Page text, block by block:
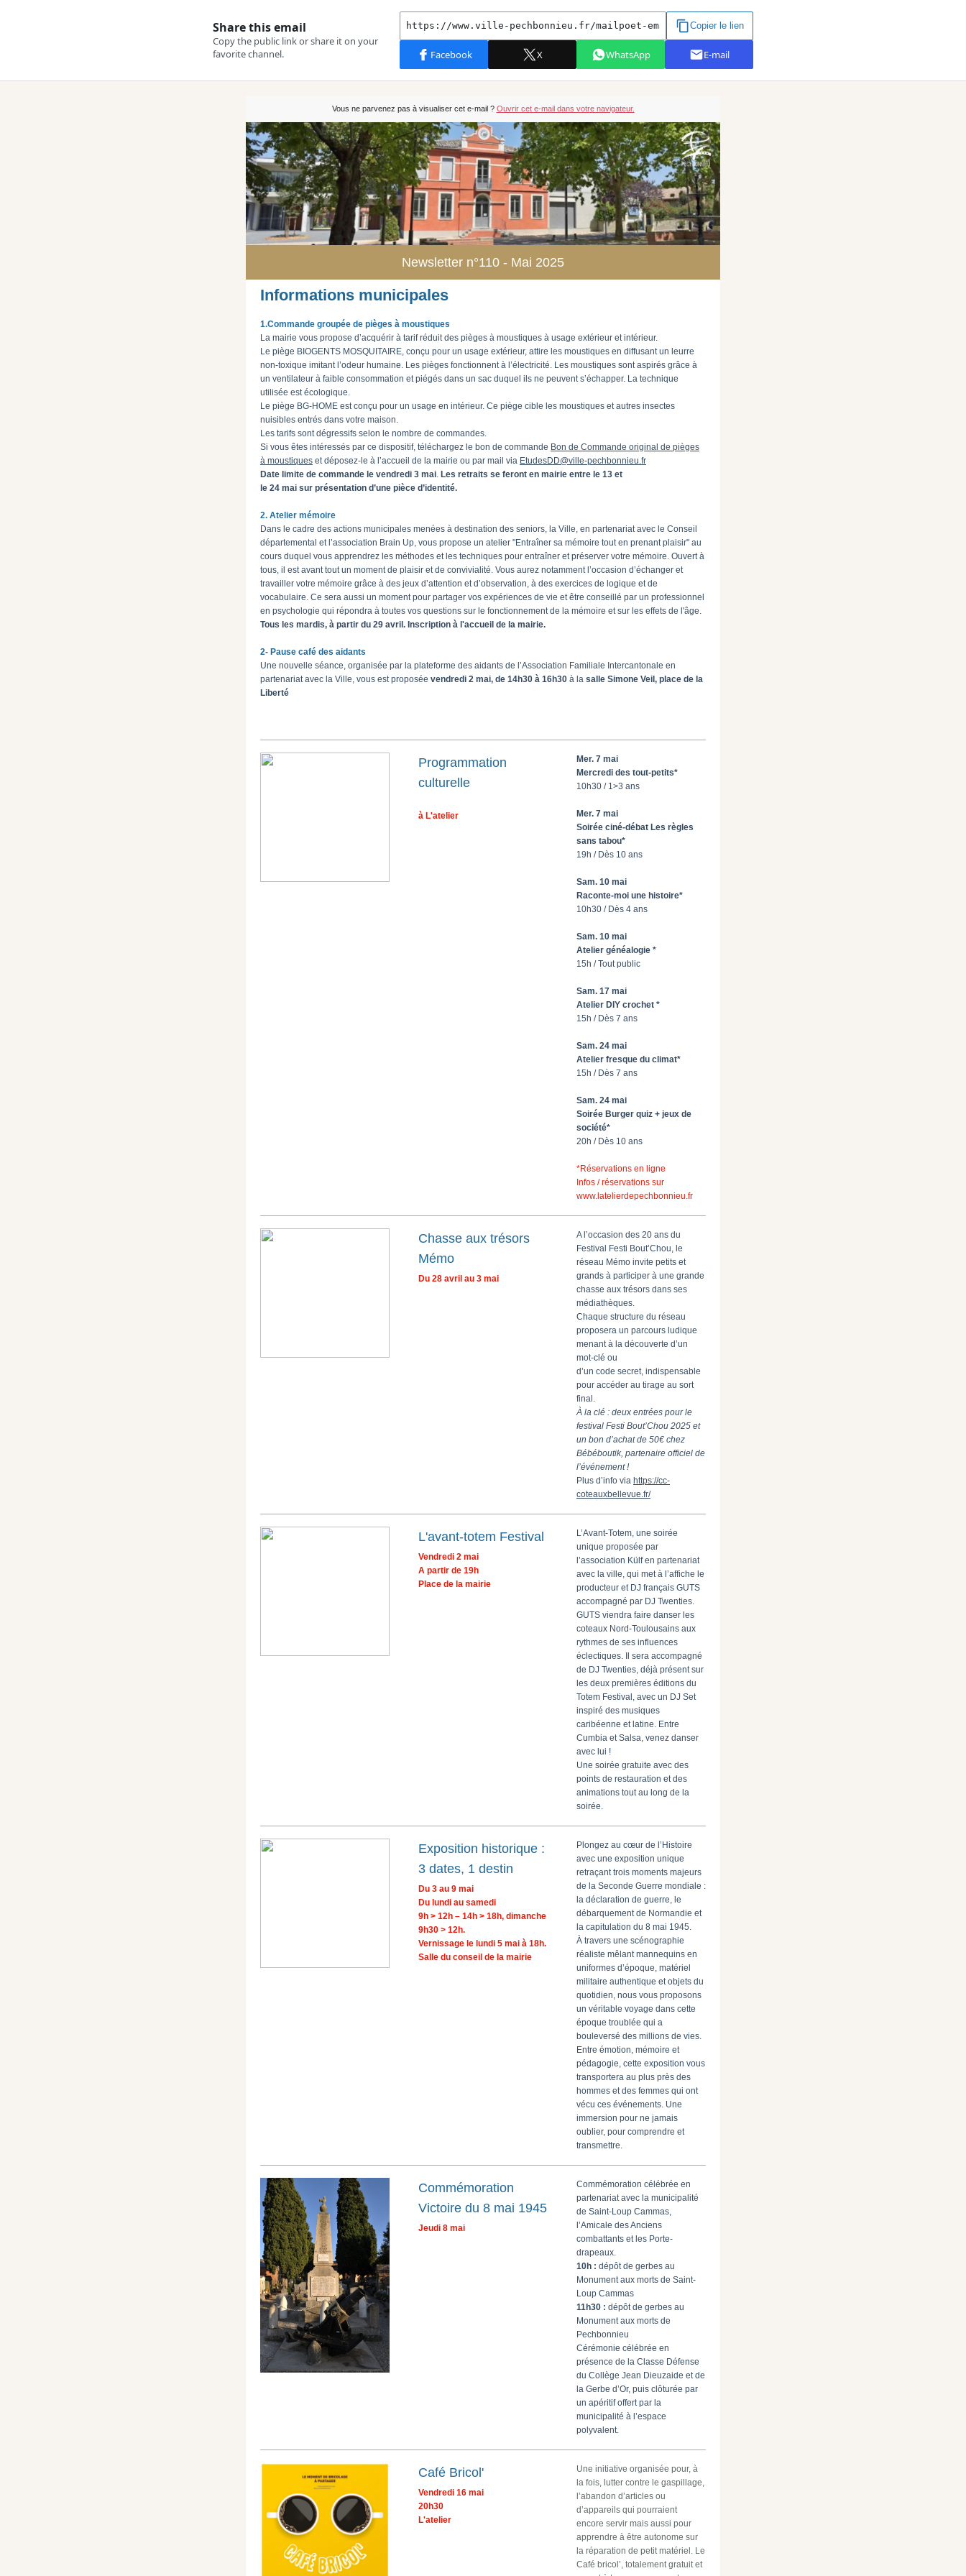
Vous ne parvenez pas à visualiser cet e-mail ? Ouvrir cet e-mail dans votre navigateur.
Newsletter n°110 - Mai 2025
Informations municipales
1.Commande groupée de pièges à moustiques
La mairie vous propose d’acquérir à tarif réduit des pièges à moustiques à usage extérieur et intérieur.
Le piège BIOGENTS MOSQUITAIRE, conçu pour un usage extérieur, attire les moustiques en diffusant un leurre
non‐toxique imitant l’odeur humaine. Les pièges fonctionnent à l’électricité. Les moustiques sont aspirés grâce à
un ventilateur à faible consommation et piégés dans un sac duquel ils ne peuvent s’échapper. La technique
utilisée est écologique.
Le piège BG‐HOME est conçu pour un usage en intérieur. Ce piège cible les moustiques et autres insectes
nuisibles entrés dans votre maison.
Les tarifs sont dégressifs selon le nombre de commandes.
Si vous êtes intéressés par ce dispositif, téléchargez le bon de commande Bon de Commande original de pièges
à moustiques et déposez-le à l’accueil de la mairie ou par mail via EtudesDD@ville-pechbonnieu.fr
Date limite de commande le vendredi 3 mai. Les retraits se feront en mairie entre le 13 et
le 24 mai sur présentation d’une pièce d’identité.
2. Atelier mémoire
Dans le cadre des actions municipales menées à destination des seniors, la Ville, en partenariat avec le Conseil
départemental et l’association Brain Up, vous propose un atelier "Entraîner sa mémoire tout en prenant plaisir" au
cours duquel vous apprendrez les méthodes et les techniques pour entraîner et préserver votre mémoire. Ouvert à
tous, il est avant tout un moment de plaisir et de convivialité. Vous aurez notamment l’occasion d’échanger et
travailler votre mémoire grâce à des jeux d’attention et d’observation, à des exercices de logique et de
vocabulaire. Ce sera aussi un moment pour partager vos expériences de vie et être conseillé par un professionnel
en psychologie qui répondra à toutes vos questions sur le fonctionnement de la mémoire et sur les effets de l'âge.
Tous les mardis, à partir du 29 avril. Inscription à l'accueil de la mairie.
2- Pause café des aidants
Une nouvelle séance, organisée par la plateforme des aidants de l’Association Familiale Intercantonale en
partenariat avec la Ville, vous est proposée vendredi 2 mai, de 14h30 à 16h30 à la salle Simone Veil, place de la
Liberté
Programmation
culturelle
à L'atelier
Mer. 7 mai
Mercredi des tout-petits*
10h30 / 1>3 ans
Mer. 7 mai
Soirée ciné-débat Les règles
sans tabou*
19h / Dès 10 ans
Sam. 10 mai
Raconte-moi une histoire*
10h30 / Dès 4 ans
Sam. 10 mai
Atelier généalogie *
15h / Tout public
Sam. 17 mai
Atelier DIY crochet *
15h / Dès 7 ans
Sam. 24 mai
Atelier fresque du climat*
15h / Dès 7 ans
Sam. 24 mai
Soirée Burger quiz + jeux de
société*
20h / Dès 10 ans
*Réservations en ligne
Infos / réservations sur
www.latelierdepechbonnieu.fr
Chasse aux trésors
Mémo
Du 28 avril au 3 mai
Al’occasion des 20 ans du
Festival Festi Bout’Chou, le
réseau Mémo invite petits et
grands à participer à une grande
chasse aux trésors dans ses
médiathèques.
Chaque structure du réseau
proposera un parcours ludique
menant à la découverte d’un
mot-clé ou
d’un code secret, indispensable
pour accéder au tirage au sort
final.
À la clé : deux entrées pour le
festival Festi Bout’Chou 2025 et
un bon d’achat de 50€ chez
Bébéboutik, partenaire officiel de
l’événement !
Plus d’info via https://cc-
coteauxbellevue.fr/
L'avant-totem Festival
Vendredi 2 mai
A partir de 19h
Place de la mairie
L’Avant-Totem, une soirée
unique proposée par
l’association Külf en partenariat
avec la ville, qui met à l’affiche le
producteur et DJ français GUTS
accompagné par DJ Twenties.
GUTS viendra faire danser les
coteaux Nord-Toulousains aux
rythmes de ses influences
éclectiques. Il sera accompagné
de DJ Twenties, déjà présent sur
les deux premières éditions du
Totem Festival, avec un DJ Set
inspiré des musiques
caribéenne et latine. Entre
Cumbia et Salsa, venez danser
avec lui !
Une soirée gratuite avec des
points de restauration et des
animations tout au long de la
soirée.
Exposition historique :
3 dates, 1 destin
Du 3 au 9 mai
Du lundi au samedi
9h > 12h – 14h > 18h, dimanche
9h30 > 12h.
Vernissage le lundi 5 mai à 18h.
Salle du conseil de la mairie
Plongez au cœur de l’Histoire
avec une exposition unique
retraçant trois moments majeurs
de la Seconde Guerre mondiale :
la déclaration de guerre, le
débarquement de Normandie et
la capitulation du 8 mai 1945.
À travers une scénographie
réaliste mêlant mannequins en
uniformes d’époque, matériel
militaire authentique et objets du
quotidien, nous vous proposons
un véritable voyage dans cette
époque troublée qui a
bouleversé des millions de vies.
Entre émotion, mémoire et
pédagogie, cette exposition vous
transportera au plus près des
hommes et des femmes qui ont
vécu ces événements. Une
immersion pour ne jamais
oublier, pour comprendre et
transmettre.
Commémoration
Victoire du 8 mai 1945
Jeudi 8 mai
Commémoration célébrée en
partenariat avec la municipalité
de Saint-Loup Cammas,
l’Amicale des Anciens
combattants et les Porte-
drapeaux.
10h : dépôt de gerbes au
Monument aux morts de Saint-
Loup Cammas
11h30 : dépôt de gerbes au
Monument aux morts de
Pechbonnieu
Cérémonie célébrée en
présence de la Classe Défense
du Collège Jean Dieuzaide et de
la Gerbe d’Or, puis clôturée par
un apéritif offert par la
municipalité à l’espace
polyvalent.
Café Bricol'
Vendredi 16 mai
20h30
L'atelier
Une initiative organisée pour, à
la fois, lutter contre le gaspillage,
l’abandon d’articles ou
d’appareils qui pourraient
encore servir mais aussi pour
apprendre à être autonome sur
la réparation de petit matériel. Le
Café bricol’, totalement gratuit et